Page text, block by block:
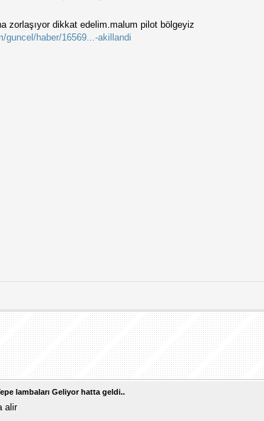
zorlaşıyor dikkat edelim.malum pilot bölgeyiz
guncel/haber/16569...-akillandi
lambaları Geliyor hatta geldi..
alir